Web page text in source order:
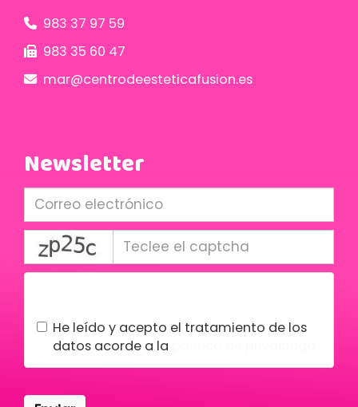
983 37 97 59
983 35 60 47
mar
centrodeesteticafusion.es
Newsletter
captcha
He leído y acepto el tratamiento de los
datos acorde a la